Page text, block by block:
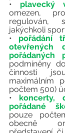
• plavecký
omezen,
regulován,
jakýchkoli
• pořádání
otevřených
pořádaných
podmíněny
činnosti
maximálním
počtem 500)
• koncerty,
pořádané
pouze
obecně